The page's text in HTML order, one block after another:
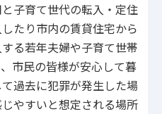
子育て世代の転入・定住
たり市内の賃貸住宅から
る若年夫婦や子育て世帯
市民の皆様が安心して暮
過去に犯罪が発生した場
やすいと想定される場所